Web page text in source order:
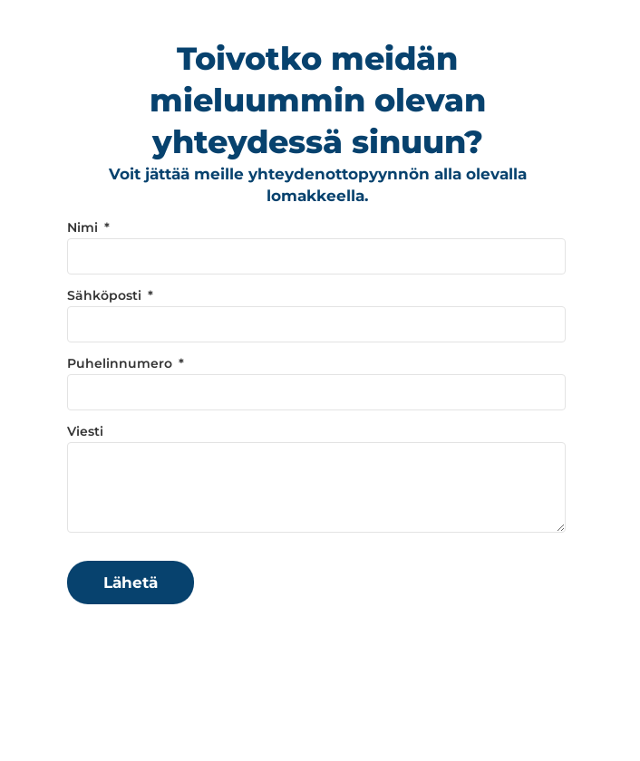
Toivotko meidän
mieluummin olevan
yhteydessä sinuun?
Voit jättää meille yhteydenottopyynnön alla olevalla
lomakkeella.
Nimi
Sähköposti
Puhelinnumero
Viesti
Lähetä